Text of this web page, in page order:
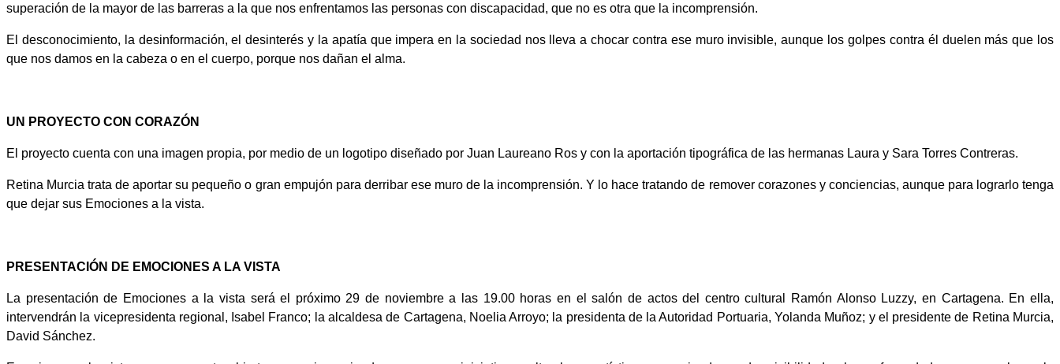
superación de la mayor de las barreras a la que nos enfrentamos las personas con discapacidad, que no es otra que la incomprensión.
El desconocimiento, la desinformación, el desinterés y la apatía que impera en la sociedad nos lleva a chocar contra ese muro invisible, aunque los golpes contra él duelen más que los
que nos damos en la cabeza o en el cuerpo, porque nos dañan el alma.
UN PROYECTO CON CORAZÓN
El proyecto cuenta con una imagen propia, por medio de un logotipo diseñado por Juan Laureano Ros y con la aportación tipográfica de las hermanas Laura y Sara Torres Contreras.
Retina Murcia trata de aportar su pequeño o gran empujón para derribar ese muro de la incomprensión. Y lo hace tratando de remover corazones y conciencias, aunque para lograrlo tenga
que dejar sus Emociones a la vista.
PRESENTACIÓN DE EMOCIONES A LA VISTA
La presentación de Emociones a la vista será el próximo 29 de noviembre a las 19.00 horas en el salón de actos del centro cultural Ramón Alonso Luzzy, en Cartagena. En ella,
intervendrán la vicepresidenta regional, Isabel Franco; la alcaldesa de Cartagena, Noelia Arroyo; la presidenta de la Autoridad Portuaria, Yolanda Muñoz; y el presidente de Retina Murcia,
David Sánchez.